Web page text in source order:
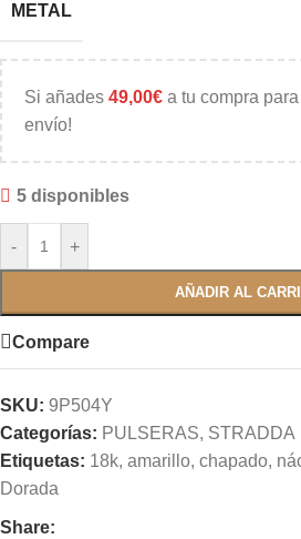
METAL
Si añades 49,00€ a tu compra
envío!
5 disponibles
- +
AÑADIR AL
Compare
SKU: 9P504Y
Categorías: PULSERAS, STRADDA
Etiquetas: 18k, amarillo, chapado,
Dorada
Share: